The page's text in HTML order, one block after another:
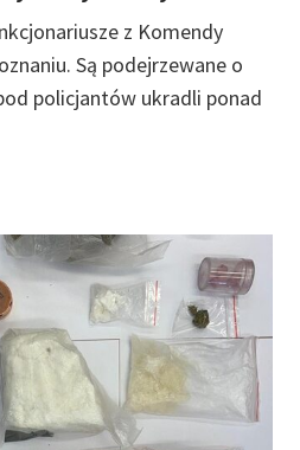
z Komendy
Są podejrzewane o
policjantów ukradli ponad